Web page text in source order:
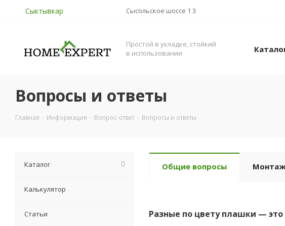
Сыктывкар Сысольское шоссе 1 3
Простой в укладке, стойкий
в использовании
Вопросы и ответы
Главная - Информация - Вопрос-ответ - Вопросы и ответы
Общие вопросы
Разные по цвету плашки — это
Каталог
Калькулятор
Статьи